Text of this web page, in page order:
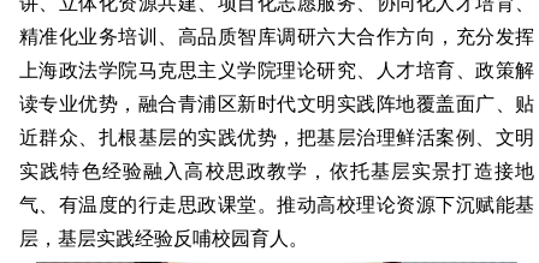
精准化业务培训、高品质智库调研六大合作方向，充分发挥
上海政法学院马克思主义学院理论研究、人才培育、政策解
读专业优势，融合青浦区新时代文明实践阵地覆盖面广、贴
近群众、扎根基层的实践优势，把基层治理鲜活案例、文明
实践特色经验融入高校思政教学，依托基层实景打造接地
气、有温度的行走思政课堂。推动高校理论资源下沉赋能基
层，基层实践经验反哺校园育人。